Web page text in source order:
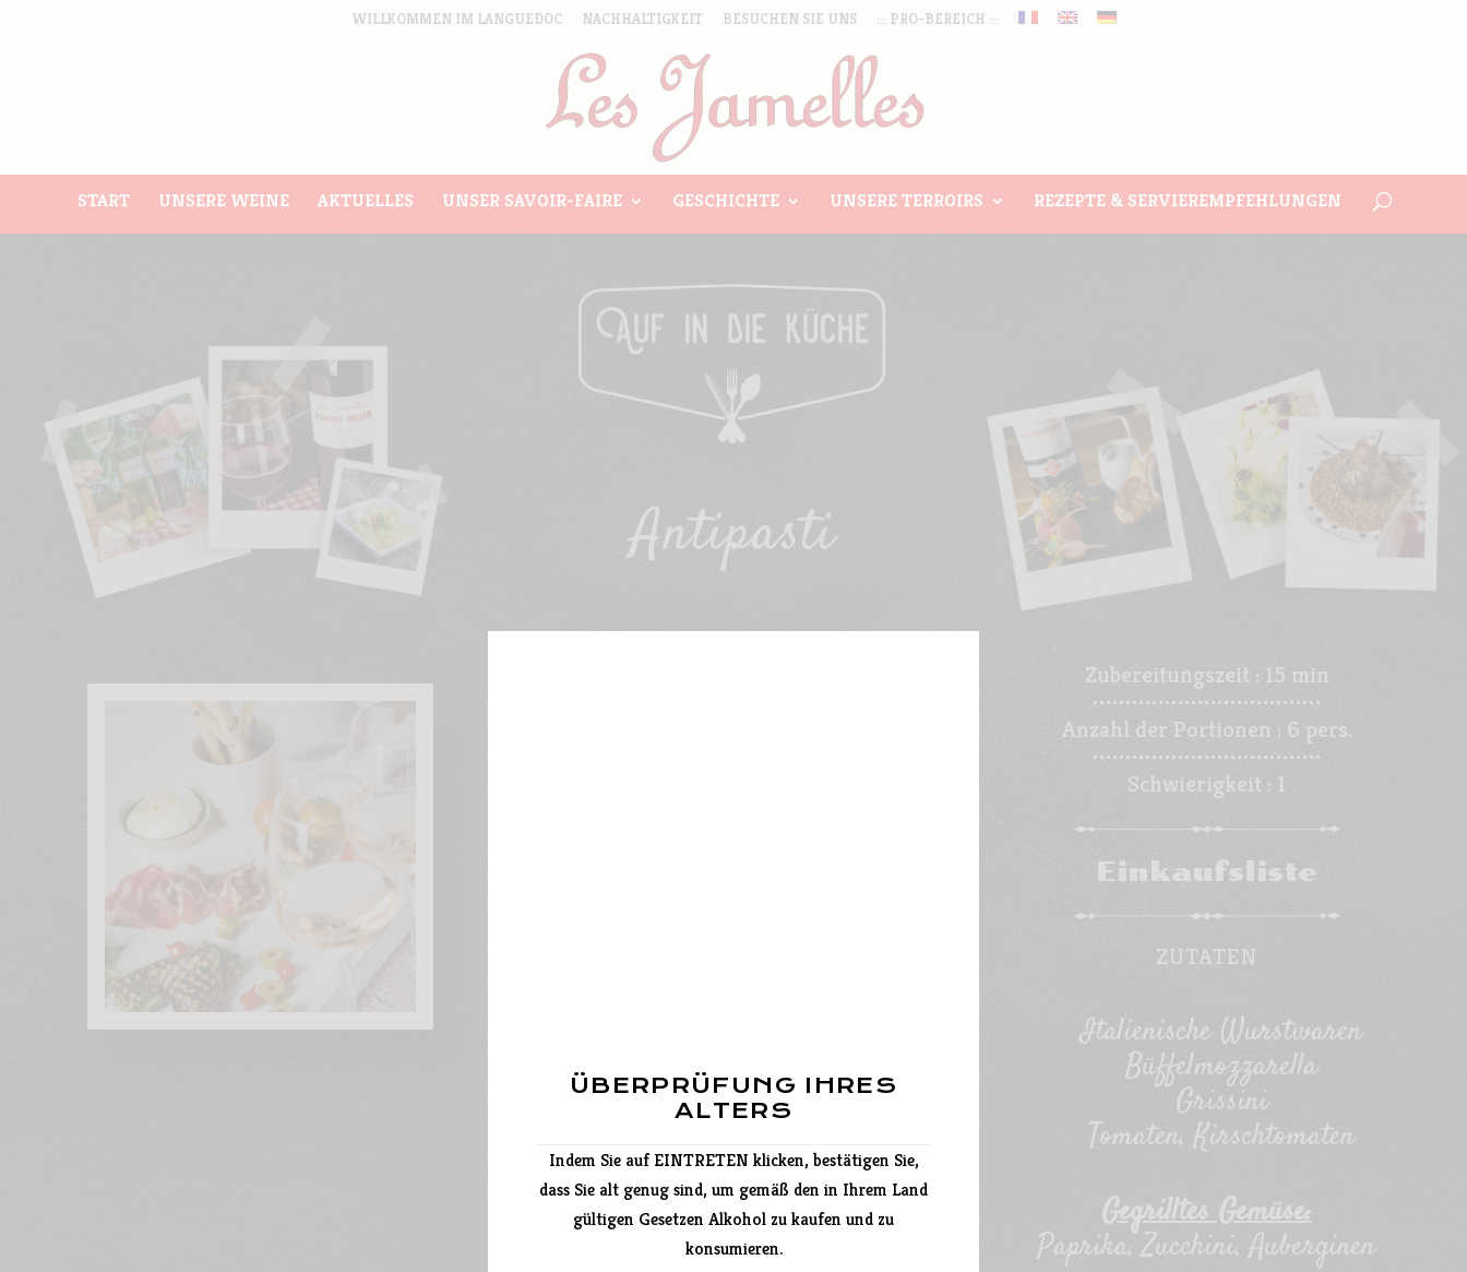
WILLKOMMEN IM LANGUEDOC NACHHALTIGKEIT BESUCHEN SIE UNS ::: PRO-BEREICH :::
START UNSERE WEINE AKTUELLES UNSER SAVOIR-FAIRE GESCHICHTE UNSERE TERROIRS REZEPTE & SERVIEREMPFEHLUNGEN
Antipasti
Basilikumblätter, Knoblauchzehe und
Pinienkerne mischen. Parmesan, Olivenöl,
Zitronensaft hinzufügen und noch einige
Sekunden mischen. Mit Salz und Pfeffer
abschmecken.
Der perfekte Wein: unserMourvèdre Rosé
Zubereitungszeit : 15 min
Anzahl der Portionen : 6 pers.
Schwierigkeit : 1
Einkaufsliste
ZUTATEN
Italienische Wurstwaren
Büffelmozzarella
Grissini
Tomaten, Kirschtomaten
Gegrilltes Gemüse:
Paprika, Zucchini, Auberginen
ÜBERPRÜFUNG IHRES
ALTERS
Indem Sie auf EINTRETEN klicken, bestätigen Sie,
dass Sie alt genug sind, um gemäß den in Ihrem Land
gültigen Gesetzen Alkohol zu kaufen und zu
konsumieren.